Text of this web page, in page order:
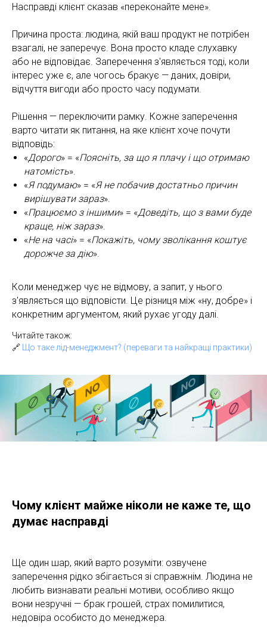
Насправді клієнт сказав «переконайте мене».
Причина проста: людина, якій ваш продукт не потрібен
взагалі, не заперечує. Вона просто кладе слухавку
або не відповідає. Заперечення з'являється тоді, коли
інтерес уже є, але чогось бракує — даних, довіри,
відчуття вигоди або просто часу подумати.
Рішення — переключити рамку. Кожне заперечення
варто читати як питання, на яке клієнт хоче почути
відповідь:
«Дорого» = «Поясніть, за що я плачу і що отримаю
натомість».
«Я подумаю» = «Я не побачив достатньо причин
вирішувати зараз».
«Працюємо з іншими» = «Доведіть, що з вами буде
краще, ніж зараз».
«Не на часі» = «Покажіть, чому зволікання коштує
дорожче за дію».
Коли менеджер чує не відмову, а запит, у нього
з'являється що відповісти. Це різниця між «ну, добре» і
конкретним аргументом, який рухає угоду далі.
Читайте також:
🔗 Що таке лід-менеджмент? (переваги та найкращі практики)
Чому клієнт майже ніколи не каже те, що
думає насправді
Ще один шар, який варто розуміти: озвучене
заперечення рідко збігається зі справжнім. Людина не
любить визнавати реальні мотиви, особливо якщо
вони незручні — брак грошей, страх помилитися,
недовіра особисто до менеджера.